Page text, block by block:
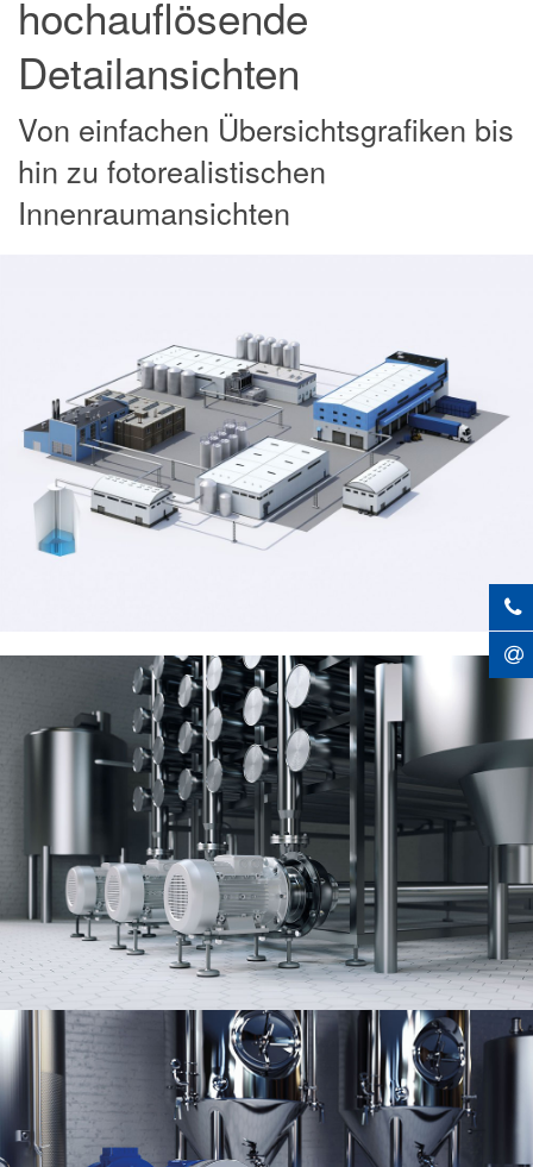
hochauflösende
Detailansichten
Von einfachen Übersichtsgrafiken bis
hin zu fotorealistischen
Innenraumansichten